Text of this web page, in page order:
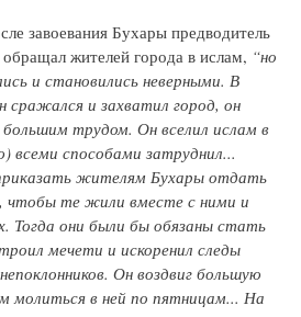
завоевания Бухары предводитель
жителей города в ислам, “но
и становились неверными. В
сражался и захватил город, он
трудом. Он вселил ислам в
всеми способами затруднил...
жителям Бухары отдать
чтобы те жили вместе с ними и
Тогда они были бы обязаны стать
мечети и искоренил следы
Он воздвиг большую
молиться в ней по пятницам... На